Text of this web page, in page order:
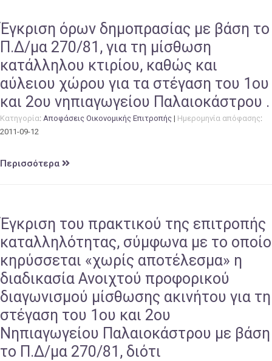
Έγκριση όρων δημοπρασίας με βάση το
Π.Δ/μα 270/81, για τη μίσθωση
κατάλληλου κτιρίου, καθώς και
αύλειου χώρου για τα στέγαση του 1ου
και 2ου νηπιαγωγείου Παλαιοκάστρου .
Κατηγορία: Αποφάσεις Οικονομικής Επιτροπής | Ημερομηνία απόφασης:
2011-09-12
Περισσότερα
Έγκριση του πρακτικού της επιτροπής
καταλληλότητας, σύμφωνα με το οποίο
κηρύσσεται «χωρίς αποτέλεσμα» η
διαδικασία Ανοιχτού προφορικού
διαγωνισμού μίσθωσης ακινήτου για τη
στέγαση του 1ου και 2ου
Νηπιαγωγείου Παλαιοκάστρου με βάση
το Π.Δ/μα 270/81, διότι